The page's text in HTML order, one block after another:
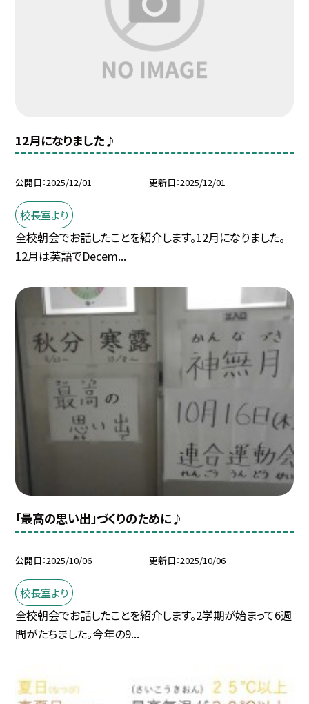
12月になりました♪
公開日 2025/12/01 更新日 2025/12/01
校長室より
全校朝会でお話したことを紹介します。12月になりました。
12月は英語でDecem...
「最高の思い出」づくりのために♪
公開日 2025/10/06 更新日 2025/10/06
校長室より
全校朝会でお話したことを紹介します。2学期が始まって6週
間がたちました。今年の9...